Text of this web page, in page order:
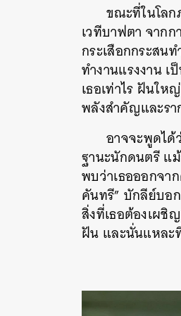
ขณะที่ในโลก
เวทีบาฟตา จาก
กระเสือกกระสน
ทำงานแรงงาน
เธอเท่าไร ฝันให
พลังสำคัญและร
อาจจะพูดได้
ฐานะนักดนตรี แ
พบว่าเธอออกจา
คันทรี” บักลีย์บอ
สิ่งที่เธอต้องเผชิ
ฝัน และนั่นแหละ